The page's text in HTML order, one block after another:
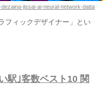
jissai-ai-neural-network-datta
フィックデザイナー」とい
駅｣客数ベスト10 関